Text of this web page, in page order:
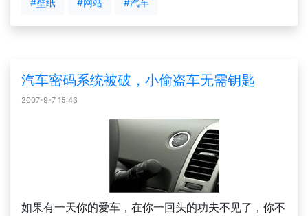
#壁纸 #网站 #汽车
汽车密码系统被破，小偷盗车无需钥匙
2007-9-7 15:43
如果有一天你的爱车，在你一回头的功夫不见了，你不